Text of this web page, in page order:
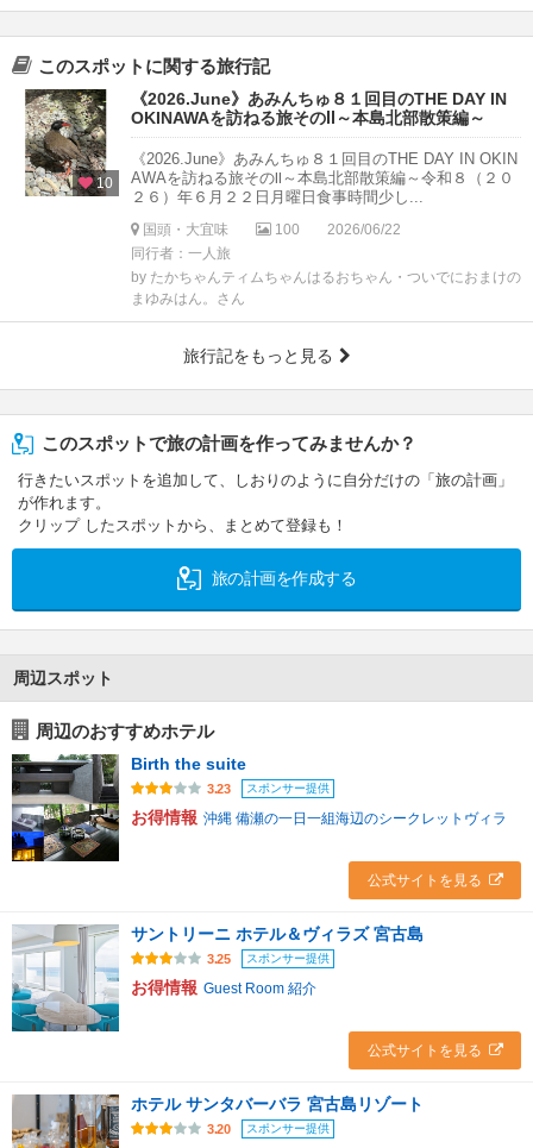
このスポットに関する旅行記
10
《2026.June》あみんちゅ８１回目のTHE DAY IN
OKINAWAを訪ねる旅そのⅡ～本島北部散策編～
《2026.June》あみんちゅ８１回目のTHE DAY IN OKIN
AWAを訪ねる旅そのⅡ～本島北部散策編～令和８（２０
２６）年６月２２日月曜日食事時間少し...
国頭・大宜味 100
2026/06/22
同行者：一人旅
by たかちゃんティムちゃんはるおちゃん・ついでにおまけの
まゆみはん。さん
旅行記をもっと見る
このスポットで旅の計画を作ってみませんか？
行きたいスポットを追加して、しおりのように自分だけの「旅の計画」
が作れます。
クリップ したスポットから、まとめて登録も！
旅の計画を作成する
周辺スポット
周辺のおすすめホテル
Birth the suite
3.23 スポンサー提供
お得情報 沖縄 備瀬の一日一組海辺のシークレットヴィラ
公式サイトを見る
サントリーニ ホテル＆ヴィラズ 宮古島
3.25 スポンサー提供
お得情報 Guest Room 紹介
公式サイトを見る
ホテル サンタバーバラ 宮古島リゾート
3.20 スポンサー提供